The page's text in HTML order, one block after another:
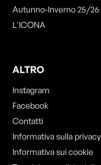
Autunno-Inverno 25/26
L'ICONA
ALTRO
Instagram
Facebook
Contatti
Informativa sulla privacy
Informativa sui cookie